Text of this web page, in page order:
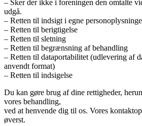
– Sker der ikke i foreningen den omtalte
udgå.
– Retten til indsigt i egne
– Retten til berigtigelse
– Retten til sletning
– Retten til begrænsning af behandling
– Retten til dataportabilitet (udlevering af
anvendt format)
– Retten til indsigelse
Du kan gøre brug af dine rettigheder,
vores behandling,
ved at henvende dig til os. Vores
øverst.